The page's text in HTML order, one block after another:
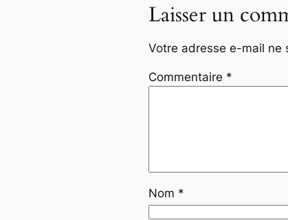
Laisser un
Votre adresse e-mail ne
Commentaire *
Nom *